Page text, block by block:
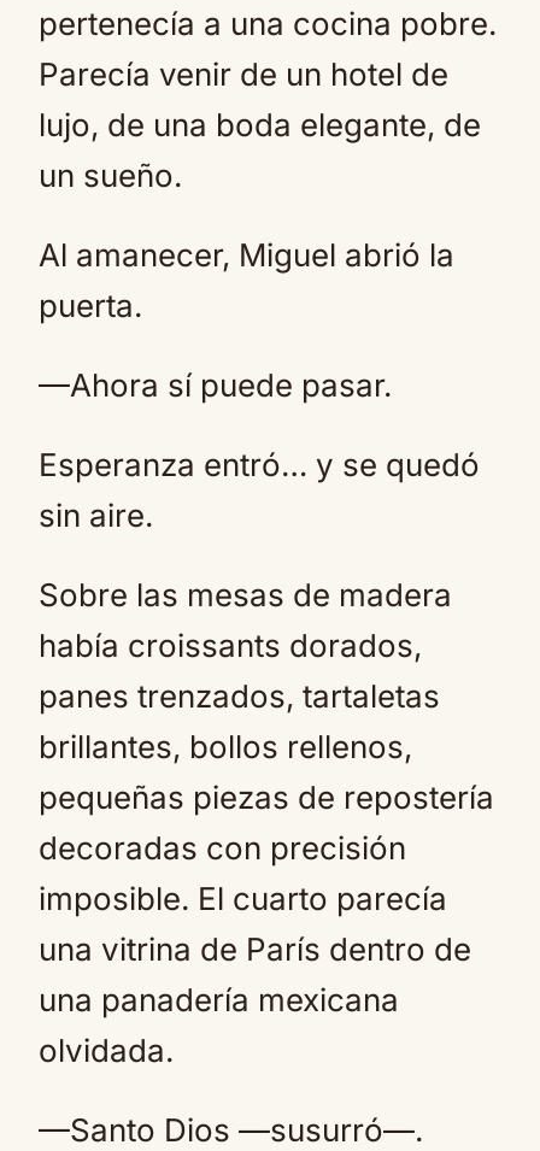
pertenecía a una cocina pobre.
Parecía venir de un hotel de
lujo, de una boda elegante, de
un sueño.
Al amanecer, Miguel abrió la
puerta.
—Ahora sí puede pasar.
Esperanza entró… y se quedó
sin aire.
Sobre las mesas de madera
había croissants dorados,
panes trenzados, tartaletas
brillantes, bollos rellenos,
pequeñas piezas de repostería
decoradas con precisión
imposible. El cuarto parecía
una vitrina de París dentro de
una panadería mexicana
olvidada.
—Santo Dios —susurró—.